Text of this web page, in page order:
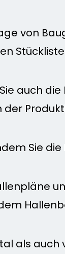
von
auch
Sie
als